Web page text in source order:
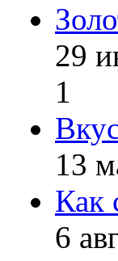
29
1
13
Как
6